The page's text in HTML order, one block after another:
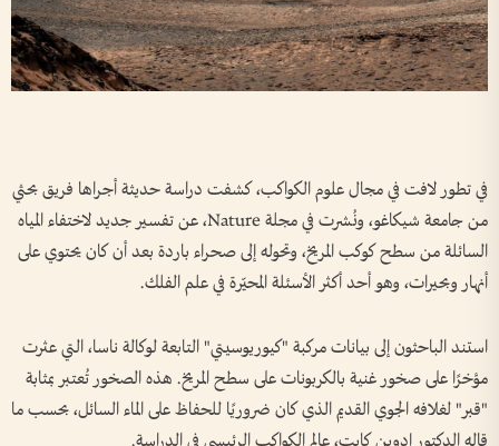
في تطور لافت في مجال علوم الكواكب، كشفت دراسة حديثة أجراها فريق بحثي
من جامعة شيكاغو، ونُشرت في مجلة Nature، عن تفسير جديد لاختفاء المياه
السائلة من سطح كوكب المريخ، وتحوله إلى صحراء باردة بعد أن كان يحتوي على
أنهار وبحيرات، وهو أحد أكثر الأسئلة المحيّرة في علم الفلك.
استند الباحثون إلى بيانات مركبة "كيوريوسيتي" التابعة لوكالة ناسا، التي عثرت
مؤخرًا على صخور غنية بالكربونات على سطح المريخ. هذه الصخور تُعتبر بمثابة
"قبر" لغلافه الجوي القديم الذي كان ضروريًا للحفاظ على الماء السائل، بحسب ما